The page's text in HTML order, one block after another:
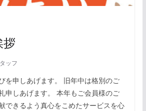
ッフ
を申しあげます。 旧年中は格別のご
申しあげます。 本年もご会員様のご
できるよう真心をこめたサービスを心